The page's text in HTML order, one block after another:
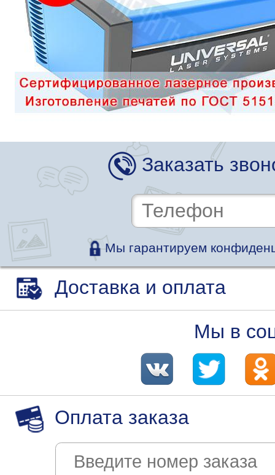
Заказать
Мы гарантируем
Доставка и оплата
Мы в
Оплата заказа